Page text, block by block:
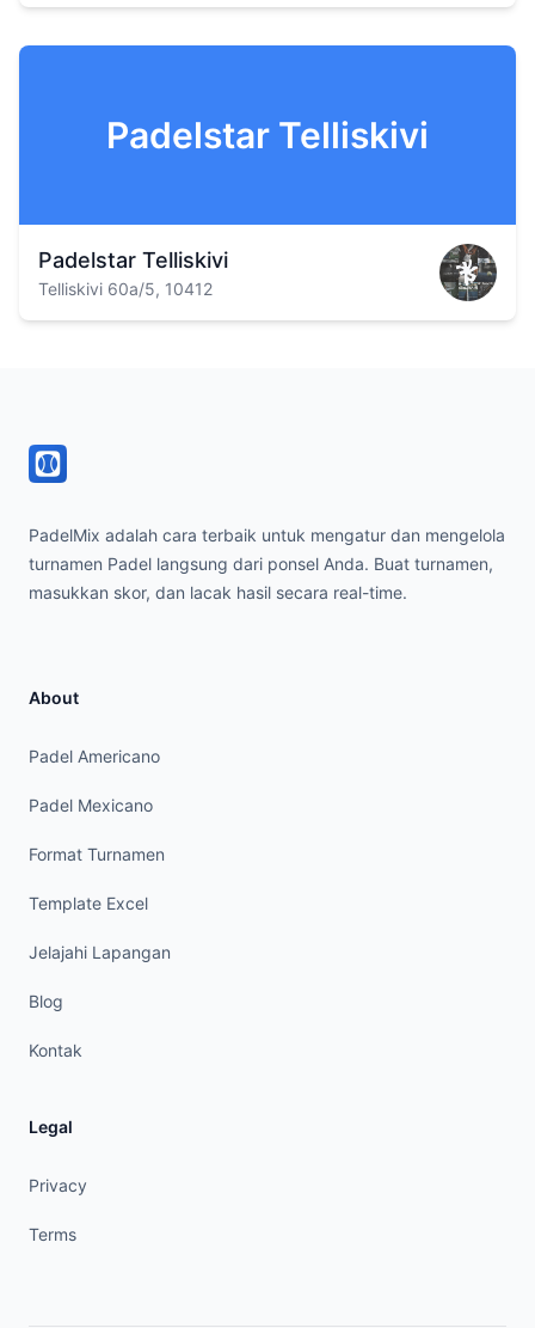
Padelstar Telliskivi
Padelstar Telliskivi
Telliskivi 60a/5, 10412
PadelMix adalah cara terbaik untuk mengatur dan mengelola
turnamen Padel langsung dari ponsel Anda. Buat turnamen,
masukkan skor, dan lacak hasil secara real-time.
About
Padel Americano
Padel Mexicano
Format Turnamen
Template Excel
Jelajahi Lapangan
Blog
Kontak
Legal
Privacy
Terms